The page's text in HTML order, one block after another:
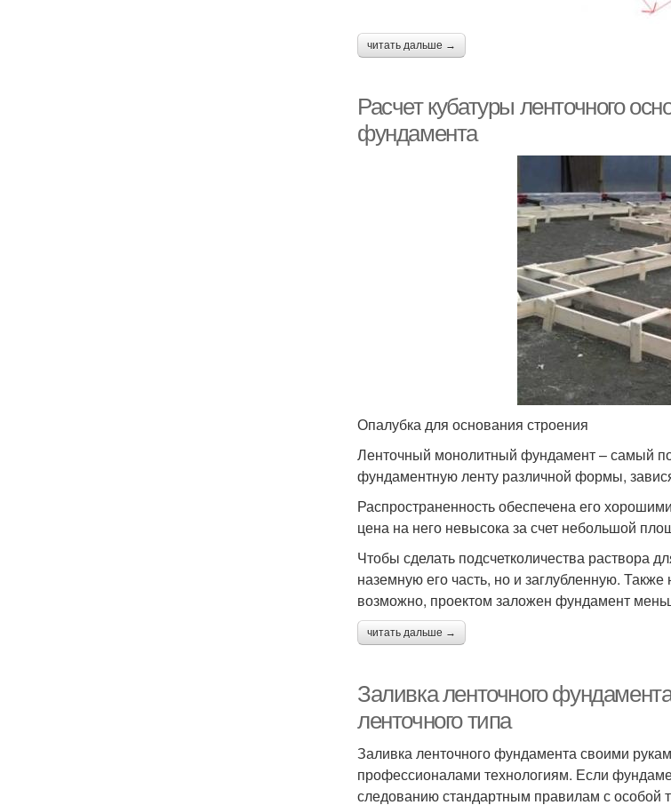
читать дальше →
Расчет кубатуры ленточного
фундамента
Опалубка для основания строения
Ленточный монолитный фундамент – самый
фундаментную ленту различной формы,
Распространенность обеспечена его
цена на него невысока за счет небольшой
Чтобы сделать подсчетколичества раствора
наземную его часть, но и заглубленную.
возможно, проектом заложен фундамент
читать дальше →
Заливка ленточного
ленточного типа
Заливка ленточного фундамента своими
профессионалами технологиям. Если
следованию стандартным правилам с особой